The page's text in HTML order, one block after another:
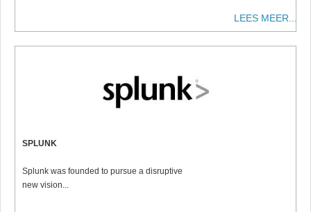
LEES MEER...
SPLUNK
Splunk was founded to pursue a disruptive
new vision...